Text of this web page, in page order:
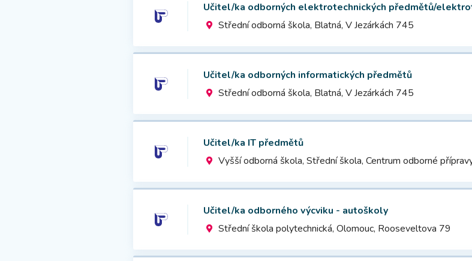
Učitel/ka odborných elektrotechnických předmětů/
Střední odborná škola, Blatná, V Jezárkách 745
Učitel/ka odborných informatických předmětů
Střední odborná škola, Blatná, V Jezárkách 745
Učitel/ka IT předmětů
Vyšší odborná škola, Střední škola, Centrum odborné přípravy,
Učitel/ka odborného výcviku - autoškoly
Střední škola polytechnická, Olomouc, Rooseveltova 79